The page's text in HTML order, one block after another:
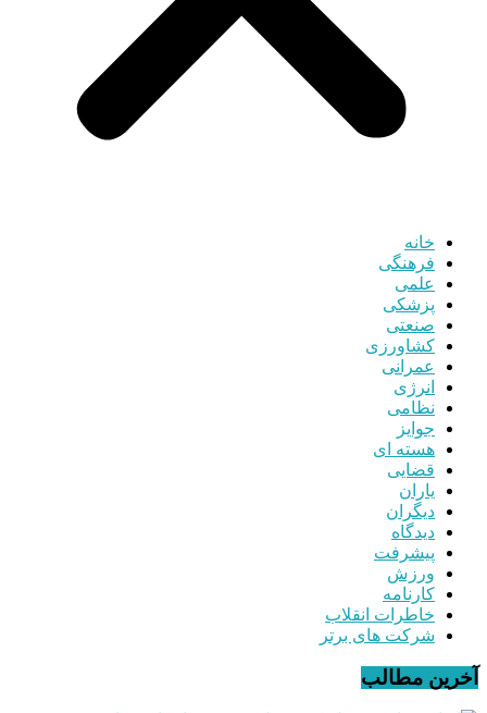
خانه
فرهنگی
علمی
پزشکی
صنعتی
کشاورزی
عمرانی
انرژی
نظامی
جوایز
هسته ای
قضایی
یاران
دیگران
دیدگاه
پیشرفت
ورزش
کارنامه
خاطرات انقلاب
شرکت های برتر
آخرین مطالب